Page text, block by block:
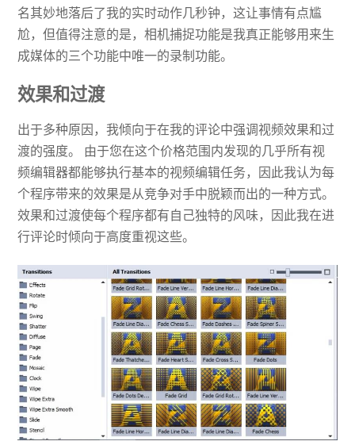
名其妙地落后了我的实时动作几秒钟，这让事情有点尴
尬，但值得注意的是，相机捕捉功能是我真正能够用来生
成媒体的三个功能中唯一的录制功能。
效果和过渡
出于多种原因，我倾向于在我的评论中强调视频效果和过
渡的强度。 由于您在这个价格范围内发现的几乎所有视
频编辑器都能够执行基本的视频编辑任务，因此我认为每
个程序带来的效果是从竞争对手中脱颖而出的一种方式。
效果和过渡使每个程序都有自己独特的风味，因此我在进
行评论时倾向于高度重视这些。